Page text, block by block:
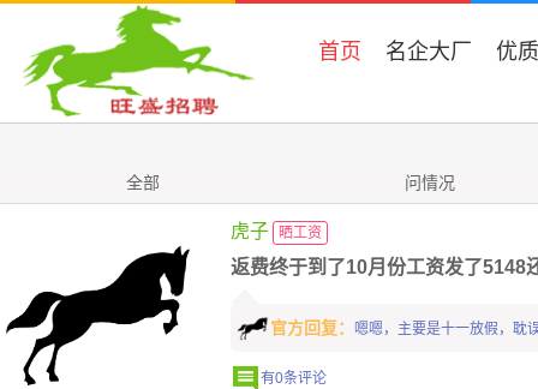
首页 名企大厂 优
全部 问情况
虎子 晒工资
返费终于到了10月份工资发了5148
官方回复： 嗯嗯，主要是十一放假，耽
有0条评论